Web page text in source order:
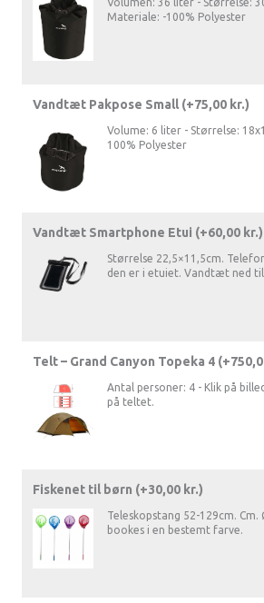
Materiale: -100% Polyester
Vandtæt Pakpose Small (+75,00 kr.)
Volume: 6 liter - Størrelse:
100% Polyester
Vandtæt Smartphone Etui (+60,00 kr.)
Størrelse 22,5×11,5cm.
den er i etuiet. Vandtæt ned
Telt – Grand Canyon Topeka 4 (+
Antal personer: 4 - Klik på
på teltet.
Fiskenet til børn (+30,00 kr.)
Teleskopstang 52-129cm. Cm.
bookes i en bestemt farve.